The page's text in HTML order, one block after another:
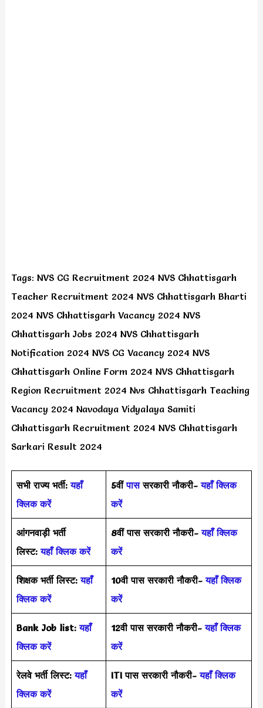
Tags: NVS CG Recruitment 2024 NVS Chhattisgarh
Teacher Recruitment 2024 NVS Chhattisgarh Bharti
2024 NVS Chhattisgarh Vacancy 2024 NVS
Chhattisgarh Jobs 2024 NVS Chhattisgarh
Notification 2024 NVS CG Vacancy 2024 NVS
Chhattisgarh Online Form 2024 NVS Chhattisgarh
Region Recruitment 2024 Nvs Chhattisgarh Teaching
Vacancy 2024 Navodaya Vidyalaya Samiti
Chhattisgarh Recruitment 2024 NVS Chhattisgarh
Sarkari Result 2024
सभी राज्य भर्ती: यहाँ
क्लिक करें
5वींपाससरकारी नौकरी- यहाँ क्लिक
करें
आंगनवाड़ी भर्ती
लिस्ट: यहाँ क्लिक करें
8वीं पास सरकारी नौकरी- यहाँ क्लिक
करें
शिक्षक भर्ती लिस्ट: यहाँ
क्लिक करें
10वी पास सरकारी नौकरी- यहाँ क्लिक
करें
Bank Job list: यहाँ
क्लिक करें
12वी पास सरकारी नौकरी- यहाँ क्लिक
करें
रेलवे भर्ती लिस्ट: यहाँ
क्लिक करें
ITI पास सरकारी नौकरी- यहाँ क्लिक
करें